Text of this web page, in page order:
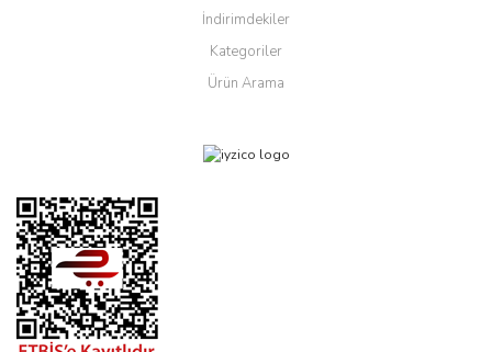
İndirimdekiler
Kategoriler
Ürün Arama